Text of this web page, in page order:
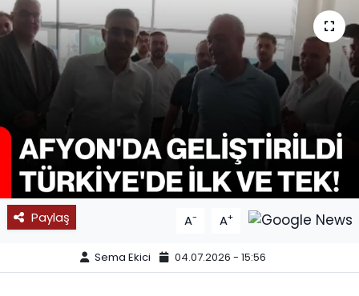
Paylaş A- A+
Sema Ekici 04.07.2026 - 15:56
SPOR
11:11 MANŞET